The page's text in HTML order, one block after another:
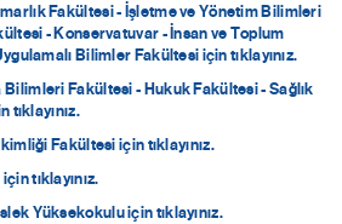
Fakültesi - İşletme ve Yönetim Bilimleri
- Konservatuvar - İnsan ve Toplum
Bilimler Fakültesi için tıklayınız.
Bilimleri Fakültesi - Hukuk Fakültesi - Sağlık
Fakültesi için tıklayınız.
tıklayınız.
Yüksekokulu için tıklayınız.